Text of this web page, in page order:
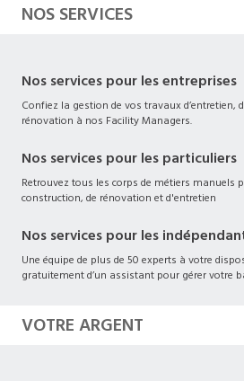
NOS SERVICES
Nos services pour les entreprises
Confiez la gestion de vos travaux d’entretien,
rénovation à nos Facility Managers.
Nos services pour les particuliers
Retrouvez tous les corps de métiers manuels
construction, de rénovation et d'entretien
Nos services pour les
Une équipe de plus de 50 experts à votre
gratuitement d’un assistant pour gérer votre
VOTRE ARGENT